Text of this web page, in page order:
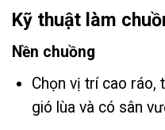
Kỹ thuật làm
Nền chuồng
Chọn vị trí cao ráo,
gió lùa và có sân